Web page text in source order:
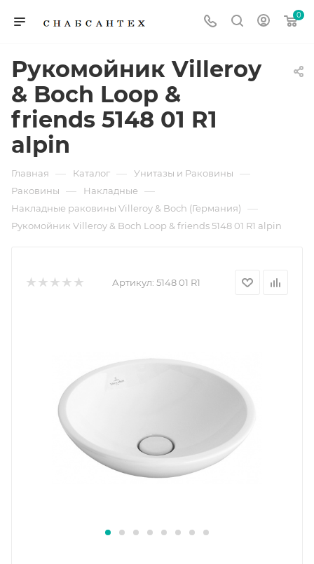
0
Рукомойник Villeroy
& Boch Loop &
friends 5148 01 R1
alpin
Главная — Каталог — Унитазы и Раковины —
Раковины — Накладные —
Накладные раковины Villeroy & Boch (Германия) —
Рукомойник Villeroy & Boch Loop & friends 5148 01 R1 alpin
Артикул: 5148 01 R1